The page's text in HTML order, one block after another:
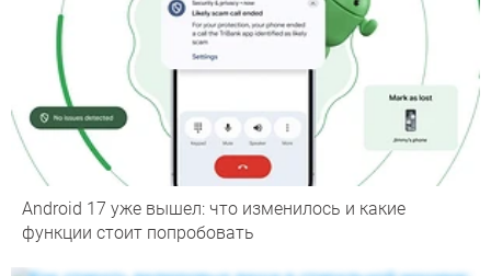
Android 17 уже вышел: что изменилось и какие
функции стоит попробовать